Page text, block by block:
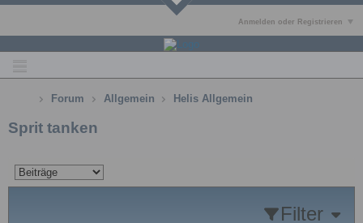
Anmelden oder Registrieren
Forum Allgemein Helis Allgemein
Sprit tanken
Filter